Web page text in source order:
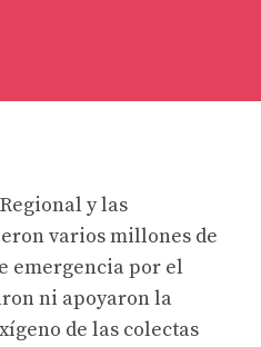
y las
varios millones de
emergencia por el
ni apoyaron la
de las colectas